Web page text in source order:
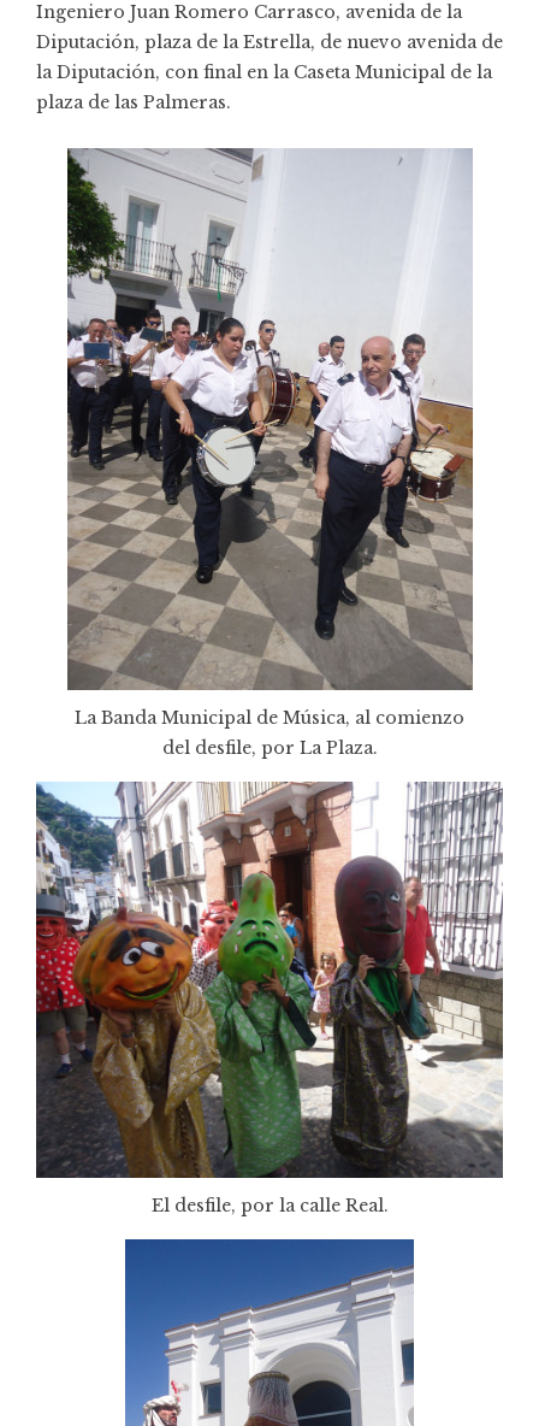
Ingeniero Juan Romero Carrasco, avenida de la
Diputación, plaza de la Estrella, de nuevo avenida de
la Diputación, con final en la Caseta Municipal de la
plaza de las Palmeras.
La Banda Municipal de Música, al comienzo
del desfile, por La Plaza.
El desfile, por la calle Real.